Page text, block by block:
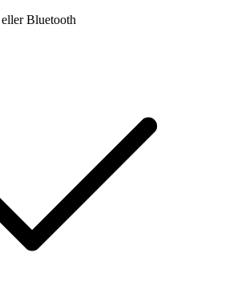
Bluetooth